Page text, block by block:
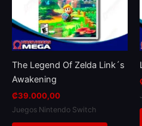
The Legend Of Zelda Link´s
Awakening
₡39.000,00
Juegos Nintendo Switch